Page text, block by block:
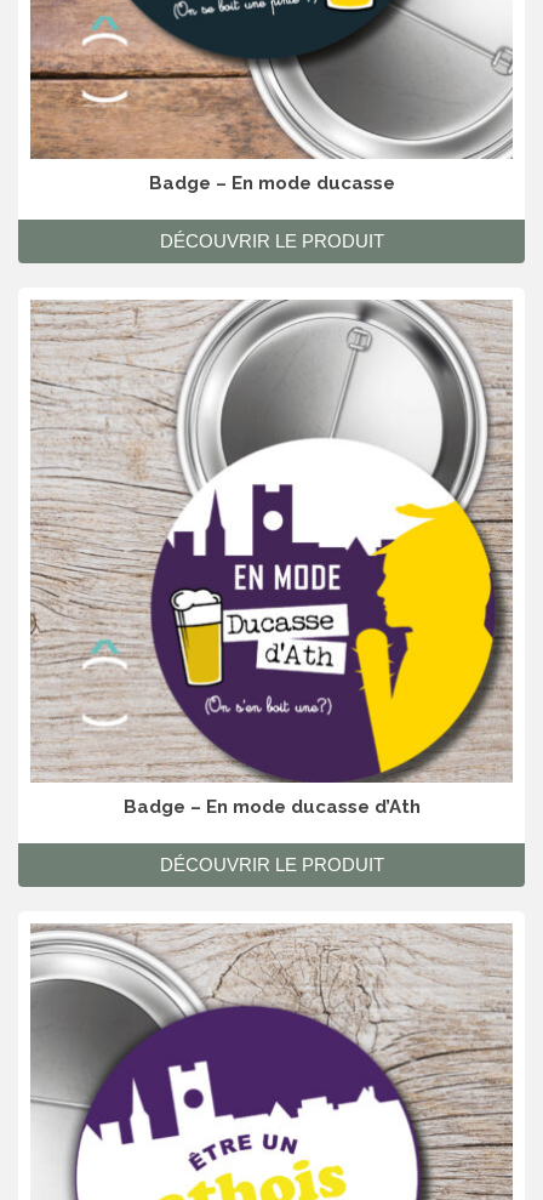
Badge – En mode ducasse
DÉCOUVRIR LE PRODUIT
Badge – En mode ducasse d’Ath
DÉCOUVRIR LE PRODUIT